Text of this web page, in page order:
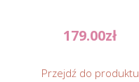
179.00zł
Przejdź do produktu